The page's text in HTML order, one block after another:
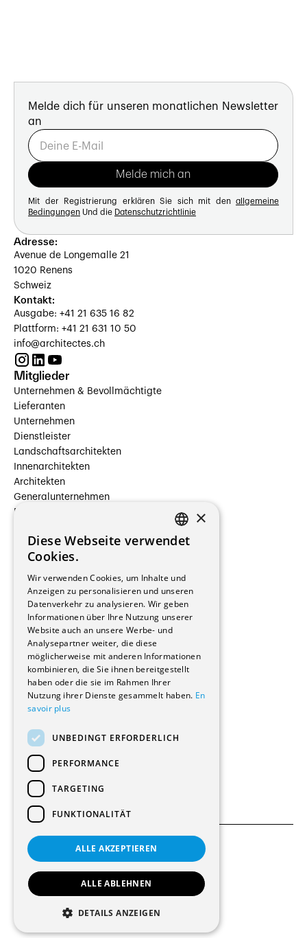
Melde dich für unseren monatlichen Newsletter
an
Mit der Registrierung erklären Sie sich mit den allgemeine
Bedingungen Und die Datenschutzrichtlinie
Adresse:
Avenue de Longemalle 21
1020 Renens
Schweiz
Kontakt:
Ausgabe: +41 21 635 16 82
Plattform: +41 21 631 10 50
info@architectes.ch
Mitglieder
Unternehmen & Bevollmächtigte
Lieferanten
Unternehmen
Dienstleister
Landschaftsarchitekten
Innenarchitekten
Architekten
Generalunternehmen
Beauftragte Unternehmen
Hersteller/Lieferanten
Bauherrschaften
Immobilienverwaltungsgesellschaften
Stockwerkeigentum
Reportagen
Wohnungen
Renovierungen
Innere Umbauten
Gastgewerbe und Tourismus
Verwaltungsgebäude und Geschäfte
Schuleinrichtungen
Medizinische Einrichtungen
Kultur - Sport - Freizeit
Industrie - Handwerk
Transport und Parkplätze
Diverse Bauten
© 2026 Alle Rechte vorbehalten
Allgemeine Bedingungen
FRENCH
×
Diese Webseite verwendet
Cookies.
Wir verwenden Cookies, um Inhalte und
Anzeigen zu personalisieren und unseren
Datenverkehr zu analysieren. Wir geben
Informationen über Ihre Nutzung unserer
Website auch an unsere Werbe- und
Analysepartner weiter, die diese
möglicherweise mit anderen Informationen
kombinieren, die Sie ihnen bereitgestellt
haben oder die sie im Rahmen Ihrer
Nutzung ihrer Dienste gesammelt haben. En
savoir plus
UNBEDINGT ERFORDERLICH
PERFORMANCE
TARGETING
FUNKTIONALITÄT
ALLE AKZEPTIEREN
ALLE ABLEHNEN
DETAILS ANZEIGEN